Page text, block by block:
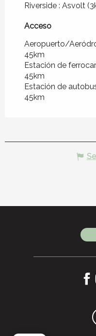
Riverside : Asvolt
Acceso
Acceso
Aeropuerto/
45km
Estación de
45km
Estación de
45km